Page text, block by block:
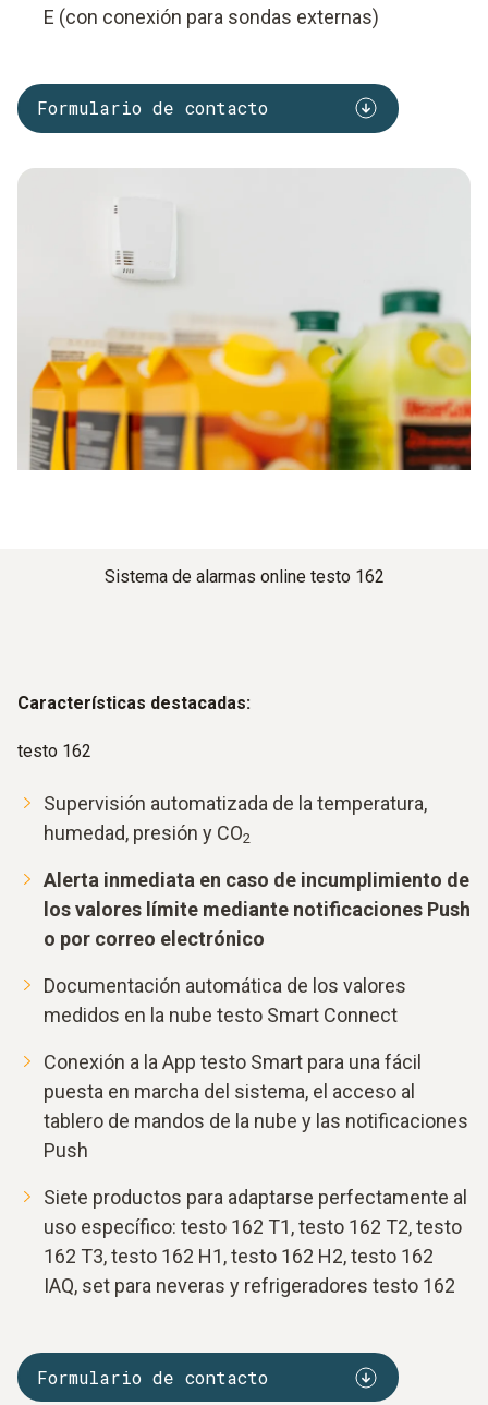
E (con conexión para sondas externas)
Formulario de contacto
Sistema de alarmas online testo 162
Características destacadas:
testo 162
Supervisión automatizada de la temperatura,
humedad, presión y CO2
Alerta inmediata en caso de incumplimiento de
los valores límite mediante notificaciones Push
o por correo electrónico
Documentación automática de los valores
medidos en la nube testo Smart Connect
Conexión a la App testo Smart para una fácil
puesta en marcha del sistema, el acceso al
tablero de mandos de la nube y las notificaciones
Push
Siete productos para adaptarse perfectamente al
uso específico: testo 162 T1, testo 162 T2, testo
162 T3, testo 162 H1, testo 162 H2, testo 162
IAQ, set para neveras y refrigeradores testo 162
Formulario de contacto